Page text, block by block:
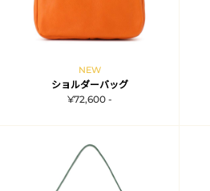
NEW
ショルダーバッグ
¥72,600 -